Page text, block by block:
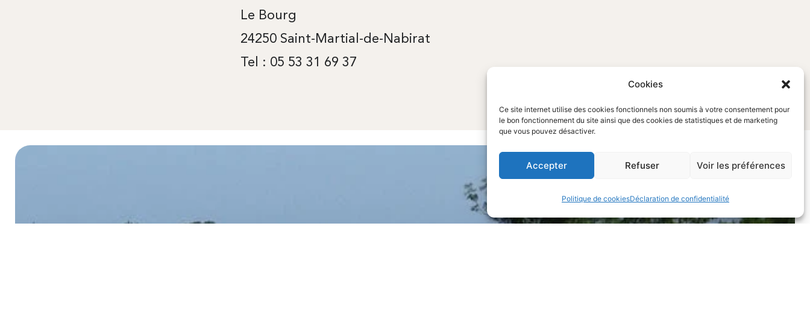
Cookies
Ce site internet utilise des cookies fonctionnels non soumis à votre consentement pour
le bon fonctionnement du site ainsi que des cookies de statistiques et de marketing
que vous pouvez désactiver.
Accepter Refuser Voir les préférences
Politique de cookiesDéclaration de confidentialité
Le Bourg
24250 Saint-Martial-de-Nabirat
Tel : 05 53 31 69 37